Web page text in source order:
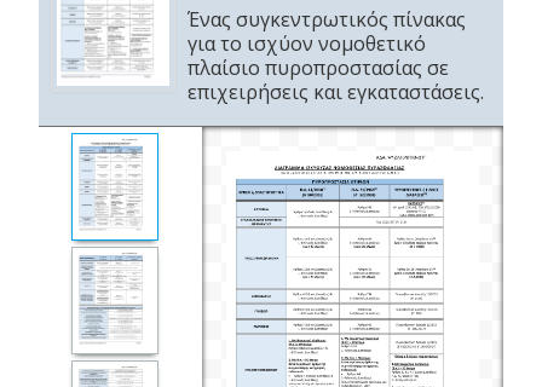
Ένας συγκεντρωτικός πίνακας
για το ισχύον νομοθετικό
πλαίσιο πυροπροστασίας σε
επιχειρήσεις και εγκαταστάσεις.